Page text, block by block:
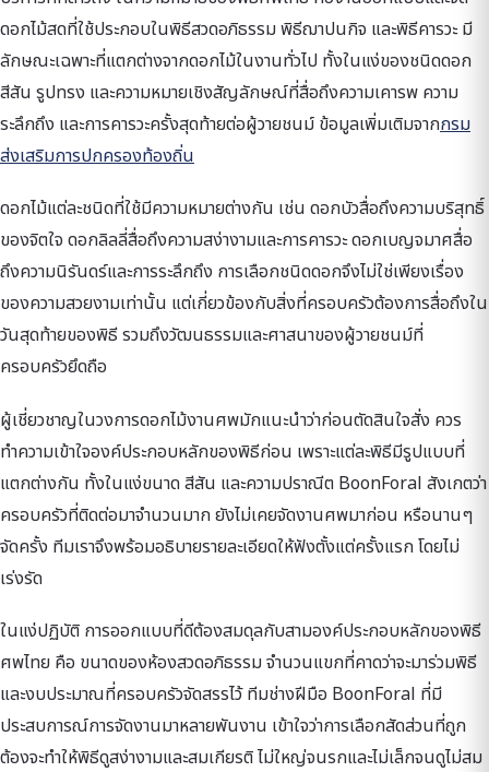
ดอกไม้สดที่ใช้ประกอบในพิธีสวดอภิธรรม พิธีฌาปนกิจ และพิธีคารวะ มี
ลักษณะเฉพาะที่แตกต่างจากดอกไม้ในงานทั่วไป ทั้งในแง่ของชนิดดอก
สีสัน รูปทรง และความหมายเชิงสัญลักษณ์ที่สื่อถึงความเคารพ ความ
ระลึกถึง และการคารวะครั้งสุดท้ายต่อผู้วายชนม์ ข้อมูลเพิ่มเติมจากกรม
ส่งเสริมการปกครองท้องถิ่น
ดอกไม้แต่ละชนิดที่ใช้มีความหมายต่างกัน เช่น ดอกบัวสื่อถึงความบริสุทธิ์
ของจิตใจ ดอกลิลลี่สื่อถึงความสง่างามและการคารวะ ดอกเบญจมาศสื่อ
ถึงความนิรันดร์และการระลึกถึง การเลือกชนิดดอกจึงไม่ใช่เพียงเรื่อง
ของความสวยงามเท่านั้น แต่เกี่ยวข้องกับสิ่งที่ครอบครัวต้องการสื่อถึงใน
วันสุดท้ายของพิธี รวมถึงวัฒนธรรมและศาสนาของผู้วายชนม์ที่
ครอบครัวยึดถือ
ผู้เชี่ยวชาญในวงการดอกไม้งานศพมักแนะนำว่าก่อนตัดสินใจสั่ง ควร
ทำความเข้าใจองค์ประกอบหลักของพิธีก่อน เพราะแต่ละพิธีมีรูปแบบที่
แตกต่างกัน ทั้งในแง่ขนาด สีสัน และความปราณีต BoonForal สังเกตว่า
ครอบครัวที่ติดต่อมาจำนวนมาก ยังไม่เคยจัดงานศพมาก่อน หรือนานๆ
จัดครั้ง ทีมเราจึงพร้อมอธิบายรายละเอียดให้ฟังตั้งแต่ครั้งแรก โดยไม่
เร่งรัด
ในแง่ปฏิบัติ การออกแบบที่ดีต้องสมดุลกับสามองค์ประกอบหลักของพิธี
ศพไทย คือ ขนาดของห้องสวดอภิธรรม จำนวนแขกที่คาดว่าจะมาร่วมพิธี
และงบประมาณที่ครอบครัวจัดสรรไว้ ทีมช่างฝีมือ BoonForal ที่มี
ประสบการณ์การจัดงานมาหลายพันงาน เข้าใจว่าการเลือกสัดส่วนที่ถูก
ต้องจะทำให้พิธีดูสง่างามและสมเกียรติ ไม่ใหญ่จนรกและไม่เล็กจนดูไม่สม